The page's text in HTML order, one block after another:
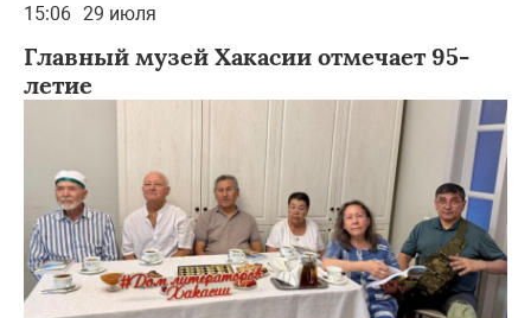
15:06 29 июля
Главный музей Хакасии отмечает 95-
летие